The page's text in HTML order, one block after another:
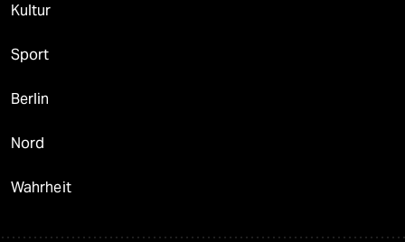
Kultur
Sport
Berlin
Nord
Wahrheit